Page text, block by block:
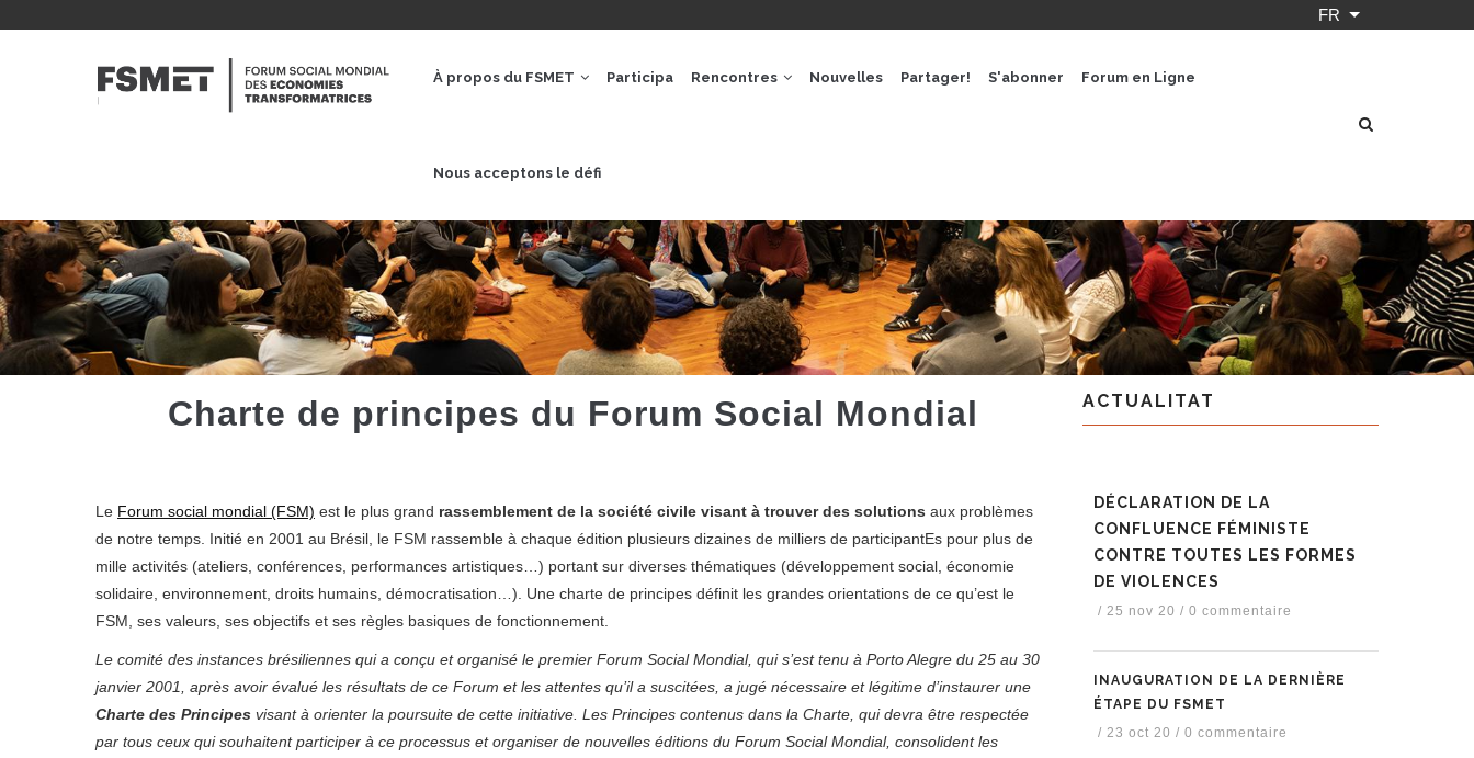
FR Lister les
PRINCIPAL
À propos du FSMET Participa Rencontres Nouvelles Partager! S'abonner Forum en Ligne
Nous acceptons le défi
Charte de principes du Forum Social Mondial
Le Forum social mondial (FSM) est le plus grand rassemblement de la société civile visant à trouver des solutions aux problèmes
de notre temps. Initié en 2001 au Brésil, le FSM rassemble à chaque édition plusieurs dizaines de milliers de participantEs pour plus de
mille activités (ateliers, conférences, performances artistiques…) portant sur diverses thématiques (développement social, économie
solidaire, environnement, droits humains, démocratisation…). Une charte de principes définit les grandes orientations de ce qu’est le
FSM, ses valeurs, ses objectifs et ses règles basiques de fonctionnement.
Le comité des instances brésiliennes qui a conçu et organisé le premier Forum Social Mondial, qui s’est tenu à Porto Alegre du 25 au 30
janvier 2001, après avoir évalué les résultats de ce Forum et les attentes qu’il a suscitées, a jugé nécessaire et légitime d’instaurer une
Charte des Principes visant à orienter la poursuite de cette initiative. Les Principes contenus dans la Charte, qui devra être respectée
par tous ceux qui souhaitent participer à ce processus et organiser de nouvelles éditions du Forum Social Mondial, consolident les
ACTUALITAT
DÉCLARATION DE LA
CONFLUENCE FÉMINISTE
CONTRE TOUTES LES FORMES
DE VIOLENCES
/ 25 nov 20 / 0 commentaire
INAUGURATION DE LA DERNIÈRE
ÉTAPE DU FSMET
/ 23 oct 20 / 0 commentaire